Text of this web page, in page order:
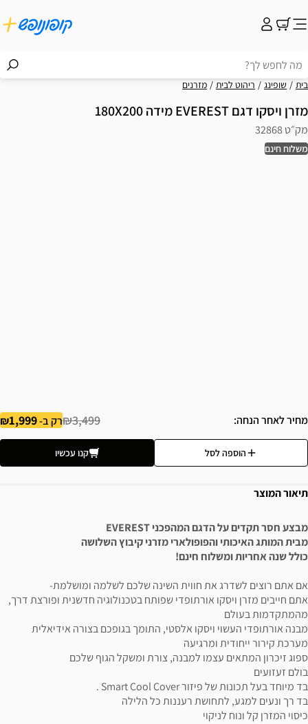
בית שופינג ריהוט לבית מזרנים
מזרן ויסקו דגם EVEREST מידה 180X200
מק״ט 32868
משלוח חינם
מחיר לאחר הנחה ₪3,499רק ב-1,999
הוספה לסל קנו עכשיו
תיאור המוצר
מבצע חסר תקדים על הדגם המהפכני EVEREST
מבית המותג האיכותי והפופולארי מזרני קיבוץ השלושה
כולל שנה אחריות ומשלוח חינם!
אם אתם רוצים לשדרג את חווית השינה שלכם לשלמה ומושלמת-
אתם חייבים מזרן ויסקו אורתופדי שפותח בטכנולוגיה חדשנית ופורצת דרך,
מהמתקדמות בעולם
מבנה אורתופדי העשוי ויסקו אלסטי, התומך בגופכם בצורה אידיאלית
מערכת קירור ייחודית ומרגיעה
ספוג זיכרון המתאים עצמו למבנה, צורת ומשקל הגוף שלכם
בולם זעזועים
בד מיוחד בעל תכונות של פיזור Smart Cool Cover .
בד רך ונעים למגע, לתחושת רעננות כל הלילה
כיסוי המזרן קל ונוח לניקוי